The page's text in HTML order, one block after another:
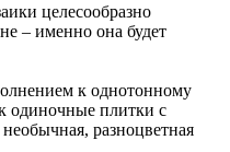
целесообразно
– именно она будет
к однотонному
одиночные плитки с
разноцветная